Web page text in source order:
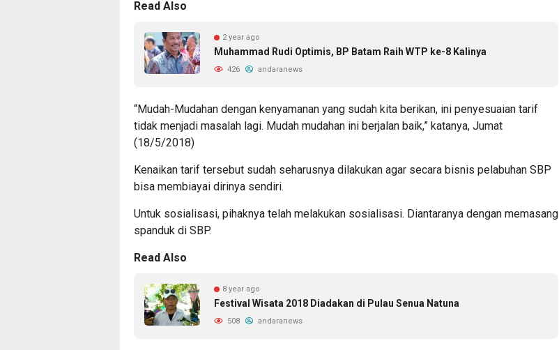
Read Also
2 year ago
Muhammad Rudi Optimis, BP Batam Raih WTP ke-8 Kalinya
426 andaranews
“Mudah-Mudahan dengan kenyamanan yang sudah kita berikan, ini penyesuaian tarif
tidak menjadi masalah lagi. Mudah mudahan ini berjalan baik,” katanya, Jumat
(18/5/2018)
Kenaikan tarif tersebut sudah seharusnya dilakukan agar secara bisnis pelabuhan SBP
bisa membiayai dirinya sendiri.
Untuk sosialisasi, pihaknya telah melakukan sosialisasi. Diantaranya dengan memasang
spanduk di SBP.
Read Also
8 year ago
Festival Wisata 2018 Diadakan di Pulau Senua Natuna
508 andaranews